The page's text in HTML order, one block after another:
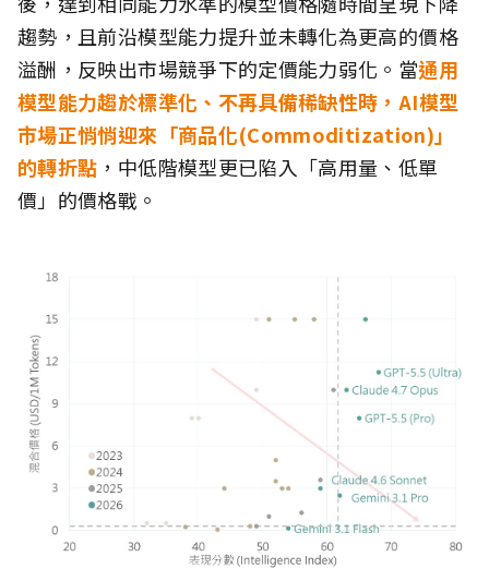
趨勢，且前沿模型能力提升並未轉化為更高的價格
溢酬，反映出市場競爭下的定價能力弱化。當通用
模型能力趨於標準化、不再具備稀缺性時，AI模型
市場正悄悄迎來「商品化(Commoditization)」
的轉折點 ，中低階模型更已陷入「高用量、低單
價」的價格戰。